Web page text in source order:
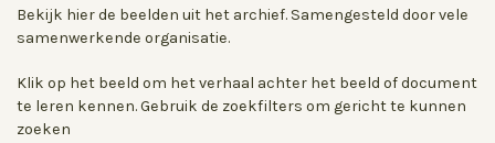
Bekijk hier de beelden uit het archief. Samengesteld door vele
samenwerkende organisatie.
Klik op het beeld om het verhaal achter het beeld of document
te leren kennen. Gebruik de zoekfilters om gericht te kunnen
zoeken